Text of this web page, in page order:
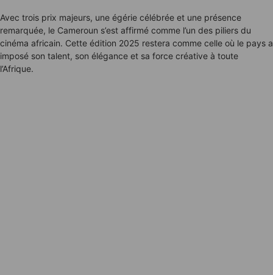
Avec trois prix majeurs, une égérie célébrée et une présence
remarquée, le Cameroun s’est affirmé comme l’un des piliers du
cinéma africain. Cette édition 2025 restera comme celle où le pays a
imposé son talent, son élégance et sa force créative à toute
l’Afrique.